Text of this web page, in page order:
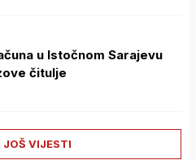
u Istočnom Sarajevu
čitulje
JOŠ VIJESTI